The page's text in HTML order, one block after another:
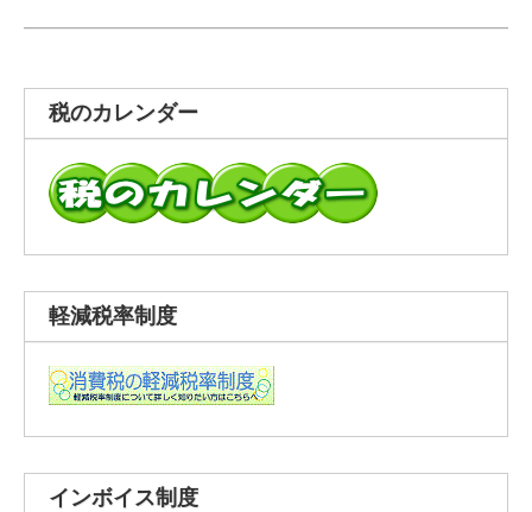
税のカレンダー
軽減税率制度
インボイス制度